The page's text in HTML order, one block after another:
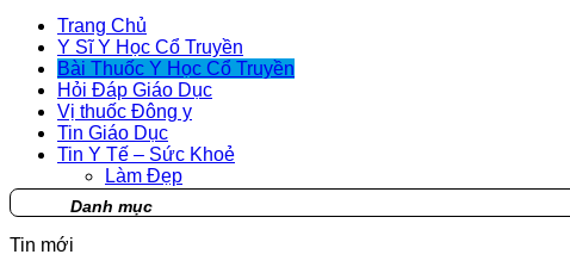
Trang Chủ
Y Sĩ Y Học Cổ Truyền
Bài Thuốc Y Học Cổ Truyền
Hỏi Đáp Giáo Dục
Vị thuốc Đông y
Tin Giáo Dục
Tin Y Tế – Sức Khoẻ
Làm Đẹp
Danh mục
Tin mới